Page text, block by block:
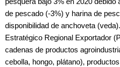
pesquera bajó 3% en 2020
de pescado (-3%) y harina de
disponibilidad de anchoveta
Estratégico Regional Exportador
cadenas de productos
cebolla, hongo, plátano),